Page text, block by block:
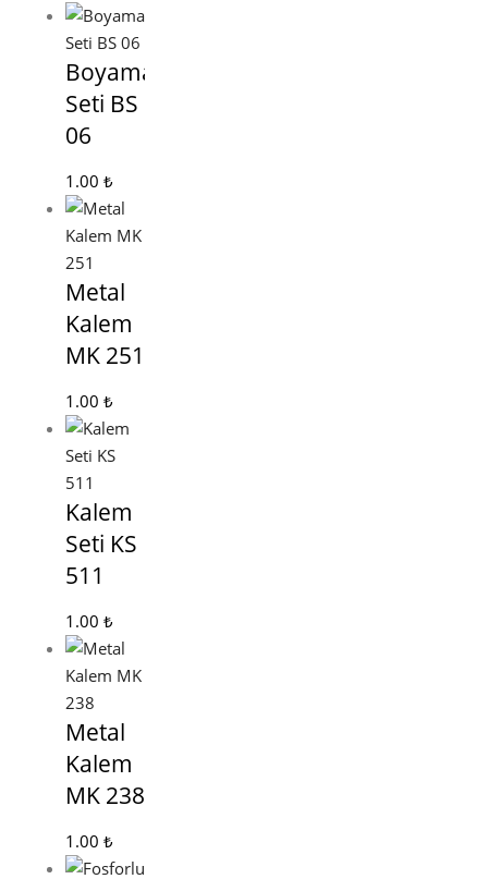
Boyama
Seti BS
06
1.00 ₺
Metal
Kalem
MK 251
1.00 ₺
Kalem
Seti KS
511
1.00 ₺
Metal
Kalem
MK 238
1.00 ₺